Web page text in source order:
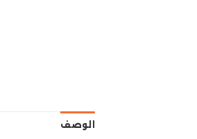
الوصف